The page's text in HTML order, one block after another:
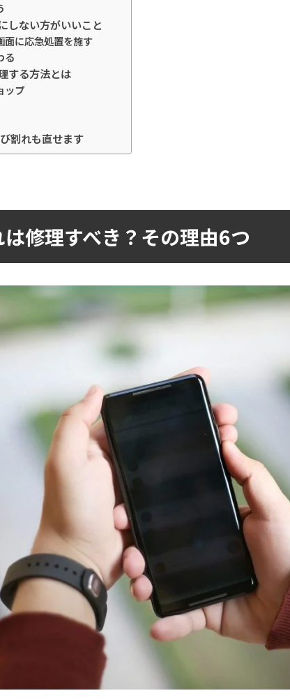
しない方がいいこと
面に応急処置を施す
る
する方法とは
ップ
割れも直せます
修理すべき？その理由6つ